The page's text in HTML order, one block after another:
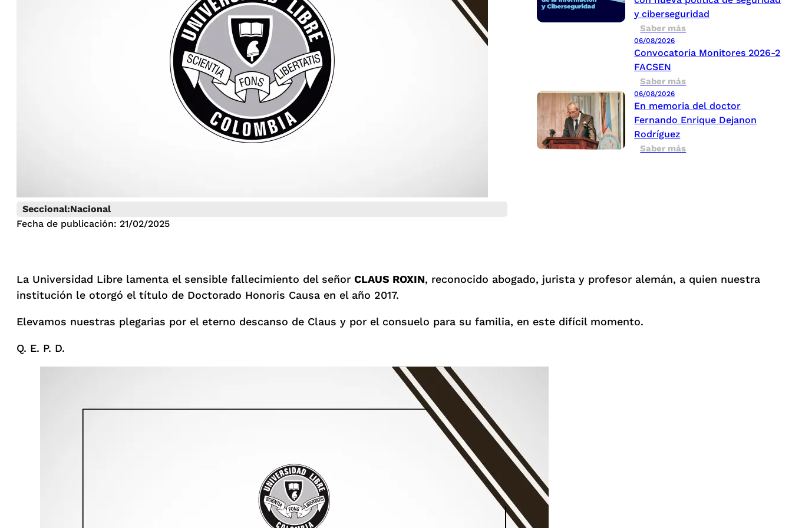
Seccional:Nacional
Fecha de publicación: 21/02/2025
y ciberseguridad
Saber más
06/08/2026
Convocatoria Monitores 2026-2
FACSEN
Saber más
06/08/2026
En memoria del doctor
Fernando Enrique Dejanon
Rodríguez
Saber más
La Universidad Libre lamenta el sensible fallecimiento del señor CLAUS ROXIN, reconocido abogado, jurista y profesor alemán, a quien nuestra
institución le otorgó el título de Doctorado Honoris Causa en el año 2017.
Elevamos nuestras plegarias por el eterno descanso de Claus y por el consuelo para su familia, en este difícil momento.
Q. E. P. D.